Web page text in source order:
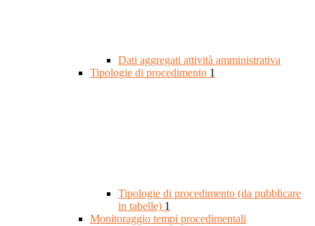
Dati aggregati attività amministrativa
Tipologie di procedimento 1
Tipologie di procedimento (da pubblicare
in tabelle) 1
Monitoraggio tempi procedimentali